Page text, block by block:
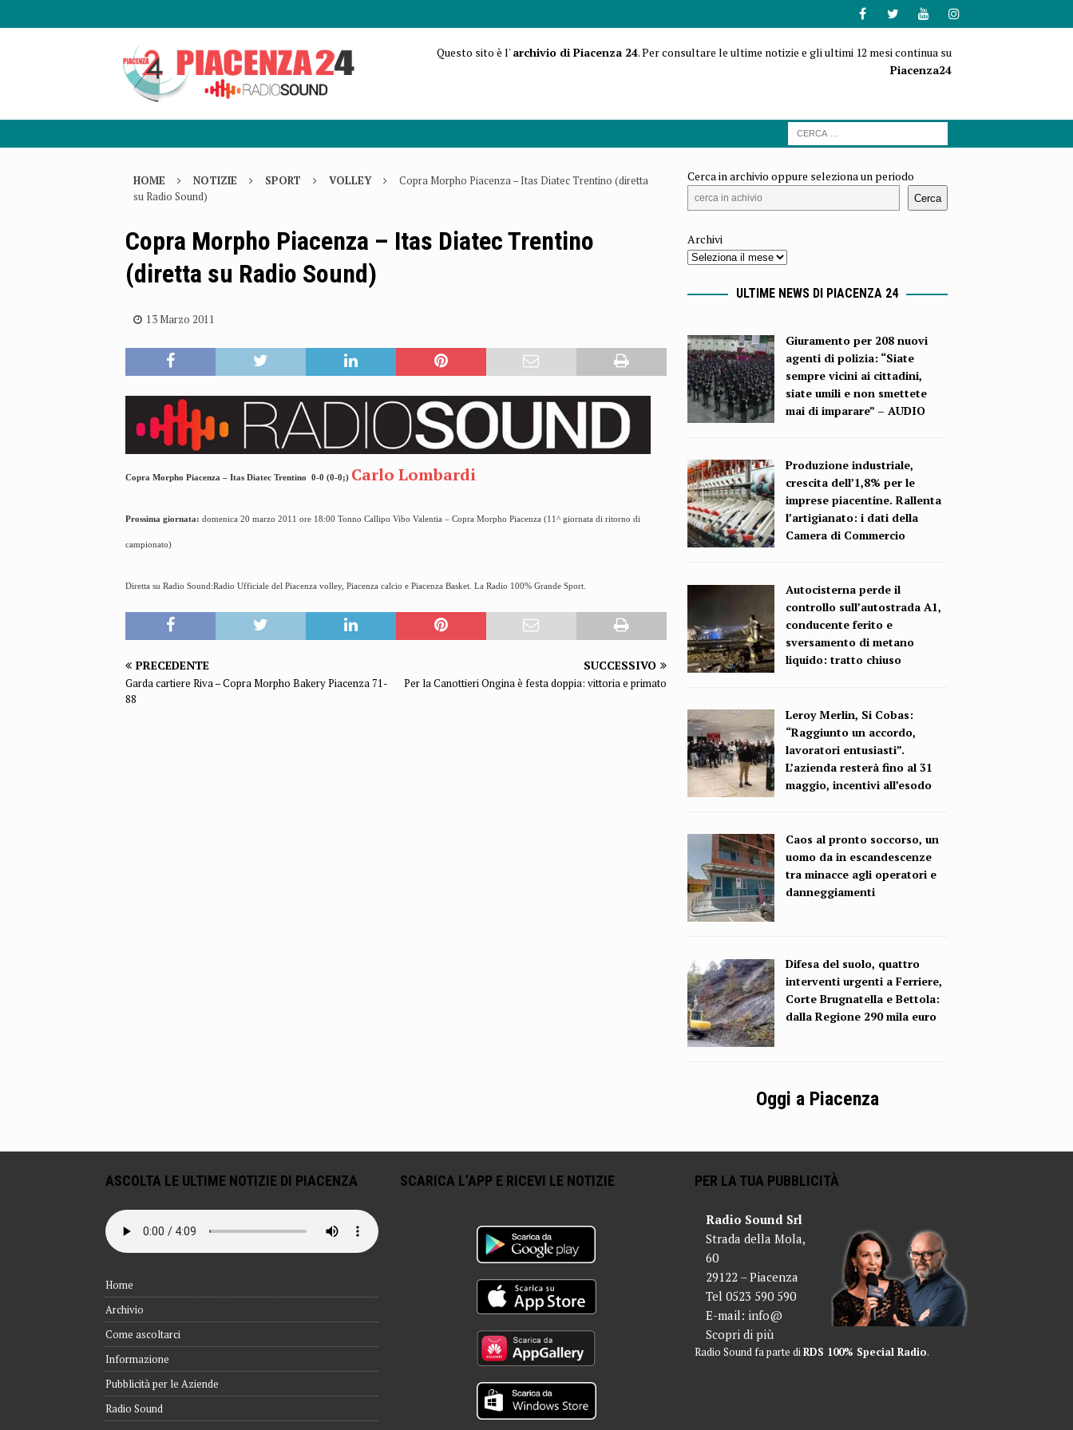
Questo sito è l'archivio di Piacenza 24. Per consultare le ultime notizie e gli ultimi 12 mesi continua su
Piacenza24
HOME NOTIZIE SPORT VOLLEY
Copra Morpho Piacenza – Itas Diatec Trentino (diretta
su Radio Sound)
Copra Morpho Piacenza – Itas Diatec Trentino
(diretta su Radio Sound)
13 Marzo 2011
Copra Morpho Piacenza – Itas Diatec Trentino 0-0 (0-0;) Carlo Lombardi
Prossima giornata: domenica 20 marzo 2011 ore 18:00 Tonno Callipo Vibo Valentia – Copra Morpho Piacenza (11^ giornata di ritorno di
campionato)
Diretta su Radio Sound:Radio Ufficiale del Piacenza volley, Piacenza calcio e Piacenza Basket. La Radio 100% Grande Sport.
PRECEDENTE
Garda cartiere Riva – Copra Morpho Bakery Piacenza 71-
88
SUCCESSIVO
Per la Canottieri Ongina è festa doppia: vittoria e primato
Cerca in archivio oppure seleziona un periodo
Cerca
Archivi
ULTIME NEWS DI PIACENZA 24
Giuramento per 208 nuovi
agenti di polizia: “Siate
sempre vicini ai cittadini,
siate umili e non smettete
mai di imparare” – AUDIO
Produzione industriale,
crescita dell’1,8% per le
imprese piacentine. Rallenta
l’artigianato: i dati della
Camera di Commercio
Autocisterna perde il
controllo sull’autostrada A1,
conducente ferito e
sversamento di metano
liquido: tratto chiuso
Leroy Merlin, Si Cobas:
“Raggiunto un accordo,
lavoratori entusiasti”.
L’azienda resterà fino al 31
maggio, incentivi all’esodo
Caos al pronto soccorso, un
uomo da in escandescenze
tra minacce agli operatori e
danneggiamenti
Difesa del suolo, quattro
interventi urgenti a Ferriere,
Corte Brugnatella e Bettola:
dalla Regione 290 mila euro
Oggi a Piacenza
ASCOLTA LE ULTIME NOTIZIE DI PIACENZA
Home
Archivio
Come ascoltarci
Informazione
Pubblicità per le Aziende
Radio Sound
SCARICA L’APP E RICEVI LE NOTIZIE PER LA TUA PUBBLICITÀ
Radio Sound Srl
Strada della Mola,
60
29122 – Piacenza
Tel 0523 590 590
E-mail: info@
Scopri di più
Radio Sound fa parte diRDS 100% Special Radio.